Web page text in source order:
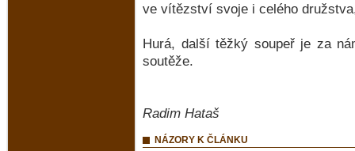
ve vítězství svoje i celého
Hurá, další těžký soupeř je za
soutěže.
Radim Hataš
NÁZORY K ČLÁNKU